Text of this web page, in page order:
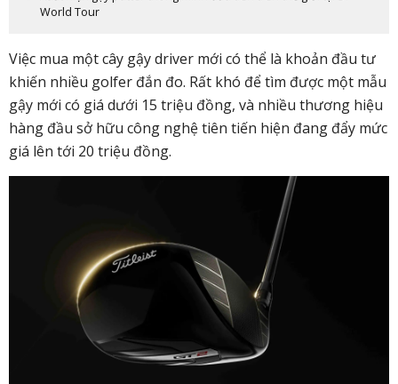
World Tour
Việc mua một cây gậy driver mới có thể là khoản đầu tư
khiến nhiều golfer đắn đo. Rất khó để tìm được một mẫu
gậy mới có giá dưới 15 triệu đồng, và nhiều thương hiệu
hàng đầu sở hữu công nghệ tiên tiến hiện đang đẩy mức
giá lên tới 20 triệu đồng.